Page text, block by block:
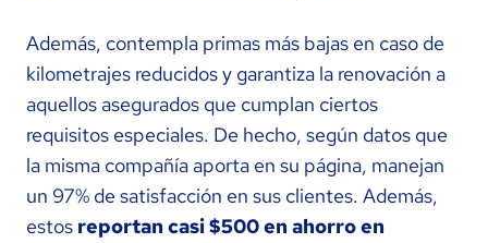
Además, contempla primas más bajas en caso de
kilometrajes reducidos y garantiza la renovación a
aquellos asegurados que cumplan ciertos
requisitos especiales. De hecho, según datos que
la misma compañía aporta en su página, manejan
un 97% de satisfacción en sus clientes. Además,
estos reportan casi $500 en ahorro en